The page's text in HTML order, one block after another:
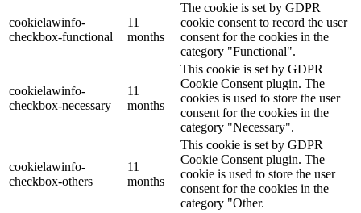
cookielawinfo-
checkbox-functional
11
months
The cookie is set by GDPR
cookie consent to record the user
consent for the cookies in the
category "Functional".
cookielawinfo-
checkbox-necessary
11
months
This cookie is set by GDPR
Cookie Consent plugin. The
cookies is used to store the user
consent for the cookies in the
category "Necessary".
cookielawinfo-
checkbox-others
11
months
This cookie is set by GDPR
Cookie Consent plugin. The
cookie is used to store the user
consent for the cookies in the
category "Other.